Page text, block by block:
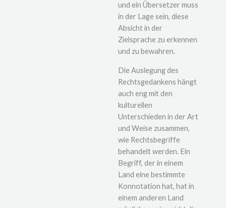
und ein Übersetzer muss
in der Lage sein, diese
Absicht in der
Zielsprache zu erkennen
und zu bewahren.
Die Auslegung des
Rechtsgedankens hängt
auch eng mit den
kulturellen
Unterschieden in der Art
und Weise zusammen,
wie Rechtsbegriffe
behandelt werden. Ein
Begriff, der in einem
Land eine bestimmte
Konnotation hat, hat in
einem anderen Land